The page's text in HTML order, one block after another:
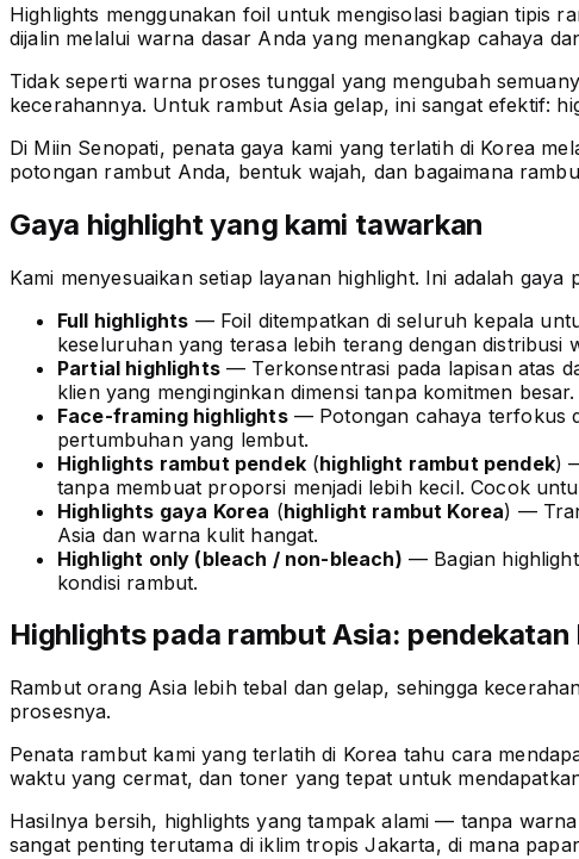
Highlights menggunakan foil untuk mengisolasi bagian tipis
dijalin melalui warna dasar Anda yang menangkap cahaya
Tidak seperti warna proses tunggal yang mengubah
kecerahannya. Untuk rambut Asia gelap, ini sangat efektif:
Di Miin Senopati, penata gaya kami yang terlatih di Korea
potongan rambut Anda, bentuk wajah, dan bagaimana
Gaya highlight yang kami tawarkan
Kami menyesuaikan setiap layanan highlight. Ini adalah
Full highlights — Foil ditempatkan di seluruh kepala
keseluruhan yang terasa lebih terang dengan distribusi
Partial highlights— Terkonsentrasi pada lapisan atas
klien yang menginginkan dimensi tanpa komitmen besar.
Face-framing highlights— Potongan cahaya terfokus
pertumbuhan yang lembut.
Highlights rambut pendek(highlight rambut pendek)
tanpa membuat proporsi menjadi lebih kecil. Cocok
Highlights gaya Korea (highlight rambut Korea) —
Asia dan warna kulit hangat.
Highlight only (bleach / non-bleach) — Bagian
kondisi rambut.
Highlights pada rambut Asia: pendekatan
Rambut orang Asia lebih tebal dan gelap, sehingga
prosesnya.
Penata rambut kami yang terlatih di Korea tahu cara
waktu yang cermat, dan toner yang tepat untuk
Hasilnya bersih, highlights yang tampak alami — tanpa
sangat penting terutama di iklim tropis Jakarta, di mana